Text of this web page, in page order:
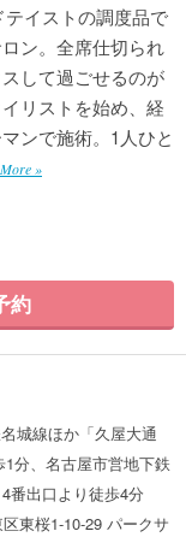
イストの調度品で
ン。全席仕切られ
して過ごせるのが
リストを始め、経
ンで施術。1人ひと
»
約
城線ほか「久屋大通
分、名古屋市営地下鉄
番出口より徒歩4分
東桜1-10-29 パークサ